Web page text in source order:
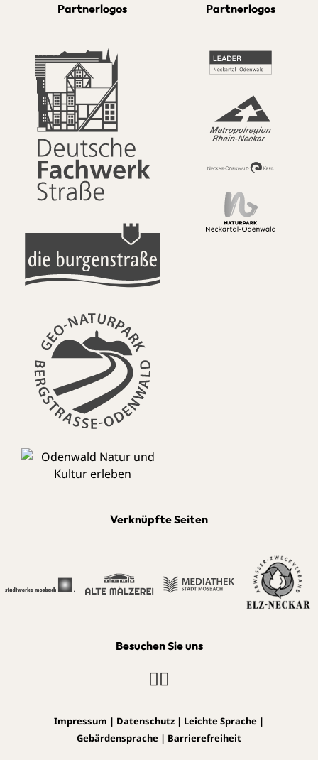
Partnerlogos Partnerlogos
Verknüpfte Seiten
Besuchen Sie uns
Impressum | Datenschutz | Leichte Sprache |
Gebärdensprache | Barrierefreiheit